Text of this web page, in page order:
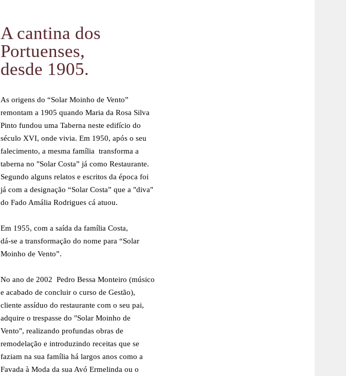
A cantina dos
Portuenses,
desde 1905.
As origens do “Solar Moinho de Vento”
remontam a 1905 quando Maria da Rosa Silva
Pinto fundou uma Taberna neste edifício do
século XVI, onde vivia. Em 1950, após o seu
falecimento, a mesma família transforma a
taberna no "Solar Costa” já como Restaurante.
Segundo alguns relatos e escritos da época foi
já com a designação “Solar Costa” que a "diva"
do Fado Amália Rodrigues cá atuou.
Em 1955, com a saída da família Costa,
dá-se a transformação do nome para “Solar
Moinho de Vento”.
No ano de 2002 Pedro Bessa Monteiro (músico
e acabado de concluir o curso de Gestão),
cliente assíduo do restaurante com o seu pai,
adquire o trespasse do "Solar Moinho de
Vento", realizando profundas obras de
remodelação e introduzindo receitas que se
faziam na sua família há largos anos como a
Favada à Moda da sua Avó Ermelinda ou o